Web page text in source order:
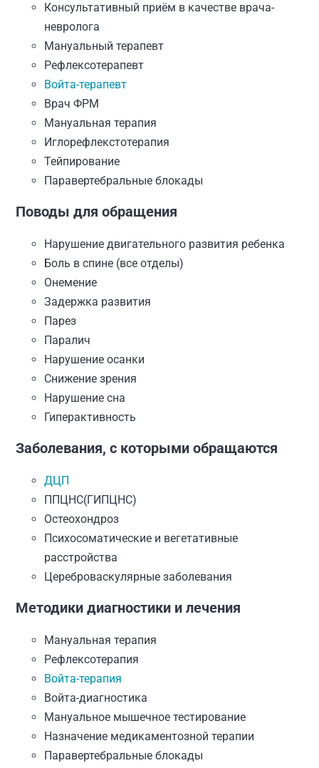
Консультативный приём в качестве врача-
невролога
Мануальный терапевт
Рефлексотерапевт
Войта-терапевт
Врач ФРМ
Мануальная терапия
Иглорефлекстотерапия
Тейпирование
Паравертебральные блокады
Поводы для обращения
Нарушение двигательного развития ребенка
Боль в спине (все отделы)
Онемение
Задержка развития
Парез
Паралич
Нарушение осанки
Снижение зрения
Нарушение сна
Гиперактивность
Заболевания, с которыми обращаются
ДЦП
ППЦНС(ГИПЦНС)
Остеохондроз
Психосоматические и вегетативные
расстройства
Цереброваскулярные заболевания
Методики диагностики и лечения
Мануальная терапия
Рефлексотерапия
Войта-терапия
Войта-диагностика
Мануальное мышечное тестирование
Назначение медикаментозной терапии
Паравертебральные блокады